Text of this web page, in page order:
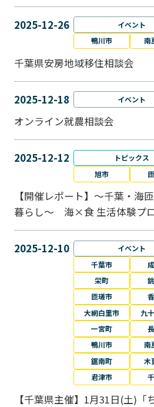
2025-12-26 イベント
鴨川市
南
千葉県安房地域移住相談会
2025-12-18 イベント
オンライン就農相談会
2025-12-12 トピックス
旭市
【開催レポート】～千葉・海
暮らし～ 海×食 生活体験プ
2025-12-10 イベント
千葉市
栄町
匝瑳市
大網白里市
九
一宮町
鴨川市
南
鋸南町
木
君津市
【千葉県主催】1月31日(土)「